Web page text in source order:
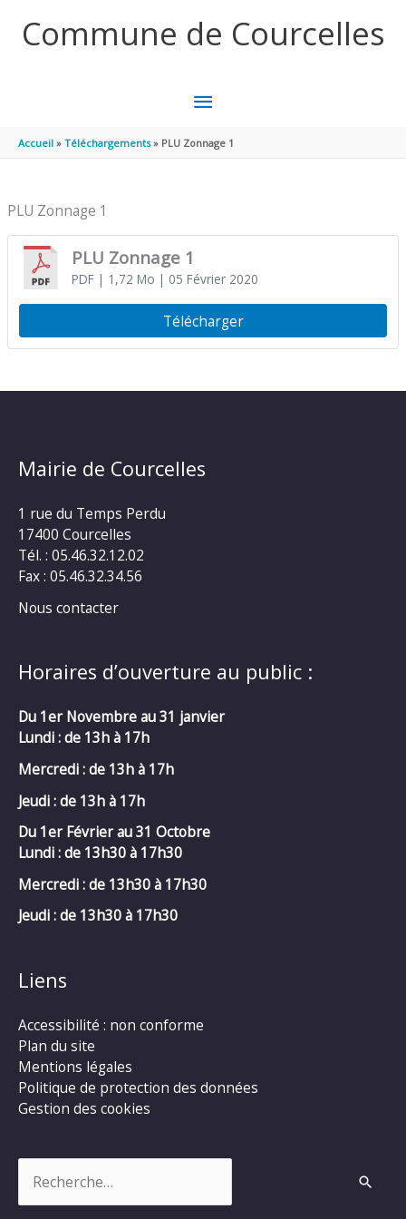
Commune de Courcelles
MENU
PRINCIPAL
Accueil Téléchargements PLU Zonnage 1
PLU Zonnage 1
PLU Zonnage 1
PDF| 1,72 Mo | 05 Février 2020
Télécharger
Mairie de Courcelles
1 rue du Temps Perdu
17400 Courcelles
Tél. : 05.46.32.12.02
Fax : 05.46.32.34.56
Nous contacter
Horaires d’ouverture au public :
Du 1er Novembre au 31 janvier
Lundi : de 13h à 17h
Mercredi :de 13h à 17h
Jeudi : de 13h à 17h
Du 1er Février au 31 Octobre
Lundi : de 13h30 à 17h30
Mercredi :de 13h30 à 17h30
Jeudi : de 13h30 à 17h30
Liens
Accessibilité : non conforme
Plan du site
Mentions légales
Politique de protection des données
Gestion des cookies